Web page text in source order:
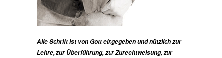
Alle Schrift ist von Gott eingegeben und nützlich zur
Lehre, zur Überführung, zur Zurechtweisung, zur